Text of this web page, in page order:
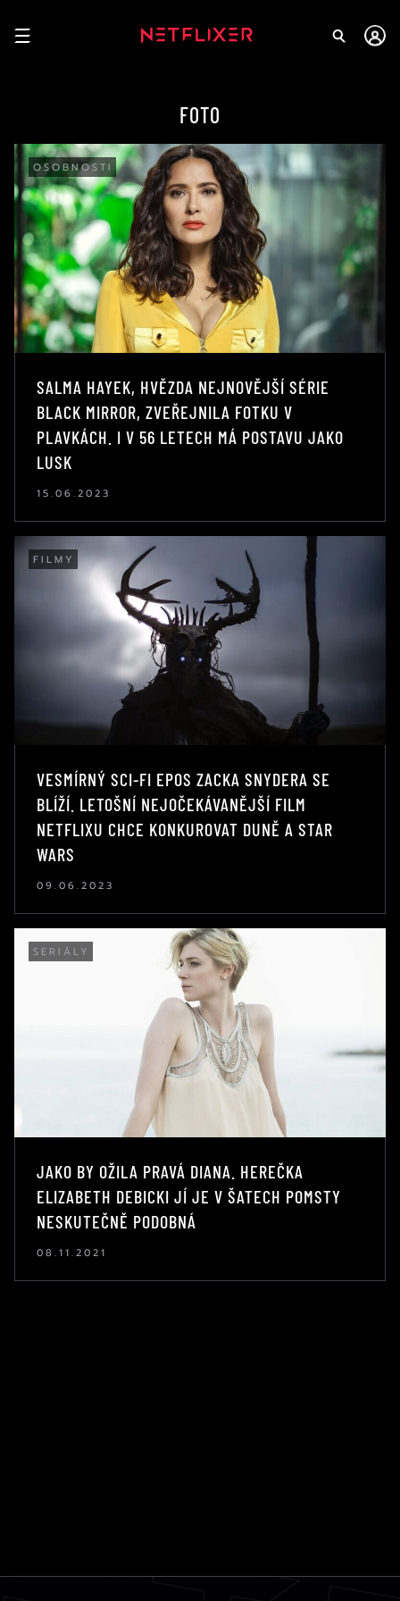
FOTO
OSOBNOSTI
SALMA HAYEK, HVĚZDA NEJNOVĚJŠÍ SÉRIE
BLACK MIRROR, ZVEŘEJNILA FOTKU V
PLAVKÁCH. I V 56 LETECH MÁ POSTAVU JAKO
LUSK
15.06.2023
FILMY
VESMÍRNÝ SCI-FI EPOS ZACKA SNYDERA SE
BLÍŽÍ. LETOŠNÍ NEJOČEKÁVANĚJŠÍ FILM
NETFLIXU CHCE KONKUROVAT DUNĚ A STAR
WARS
09.06.2023
SERIÁLY
JAKO BY OŽILA PRAVÁ DIANA. HEREČKA
ELIZABETH DEBICKI JÍ JE V ŠATECH POMSTY
NESKUTEČNĚ PODOBNÁ
08.11.2021